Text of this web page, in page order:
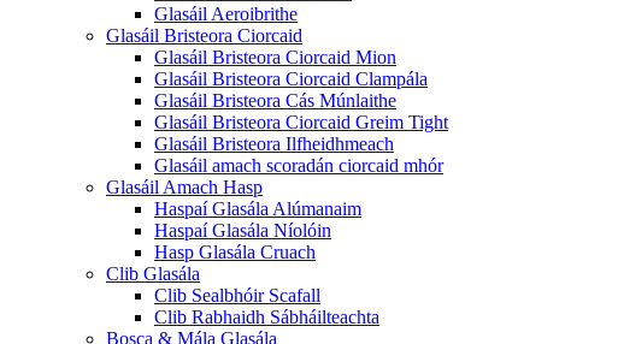
Glasáil Aeroibrithe
Glasáil Bristeora Ciorcaid
Glasáil Bristeora Ciorcaid Mion
Glasáil Bristeora Ciorcaid Clampála
Glasáil Bristeora Cás Múnlaithe
Glasáil Bristeora Ciorcaid Greim Tight
Glasáil Bristeora Ilfheidhmeach
Glasáil amach scoradán ciorcaid mhór
Glasáil Amach Hasp
Haspaí Glasála Alúmanaim
Haspaí Glasála Níolóin
Hasp Glasála Cruach
Clib Glasála
Clib Sealbhóir Scafall
Clib Rabhaidh Sábháilteachta
Bosca & Mála Glasála